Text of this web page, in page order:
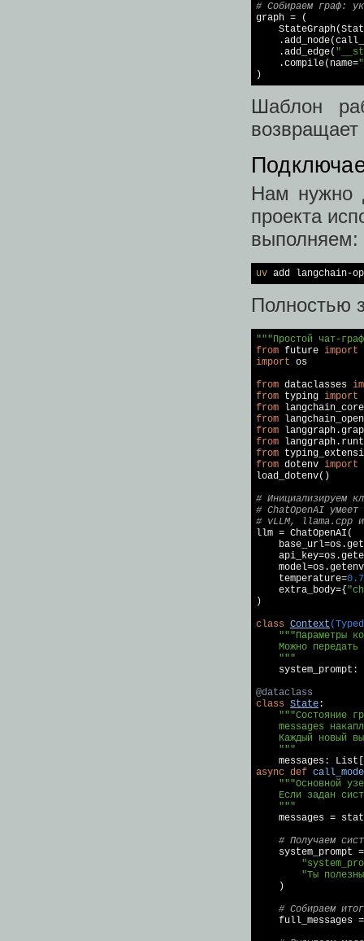
# Собираем граф:
graph = (
.add_edge(
.compile(name=
)
Шаблон
возвращает
Нам нужно
проекта
выполняем:
uv add langchain-
Полностью
"""Простой чат-
from future import
import os
from dataclasses
from typing import
from
from
from
from
from
from dotenv import
load_dotenv()
# Инициализируем
# ChatOpenAI умеет
# vLLM, llama.cpp и
llm = ChatOpenAI(
temperature=0.7
extra_body={
)
class Context
"""Параметры
Можно передать
"""
@dataclass
class State:
"""Состояние
messages
Каждый новый
"""
async def
"""Основной
Если задан
"""
messages =
# Получаем
system_prompt
"Ты
)
# Собираем
full_messages =